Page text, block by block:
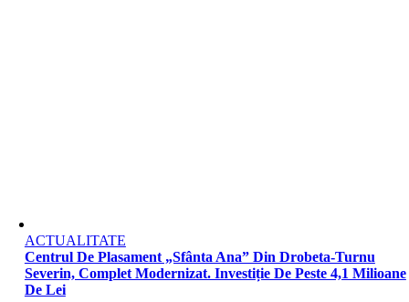
ACTUALITATE
Centrul De Plasament „Sfânta Ana” Din Drobeta-Turnu
Severin, Complet Modernizat. Investiție De Peste 4,1 Milioane
De Lei